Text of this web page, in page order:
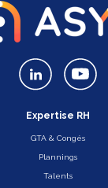
Expertise RH
GTA & Congés
Plannings
Talents